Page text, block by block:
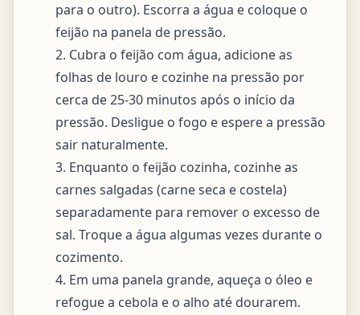
para o outro). Escorra a água e coloque o
feijão na panela de pressão.
2. Cubra o feijão com água, adicione as
folhas de louro e cozinhe na pressão por
cerca de 25-30 minutos após o início da
pressão. Desligue o fogo e espere a pressão
sair naturalmente.
3. Enquanto o feijão cozinha, cozinhe as
carnes salgadas (carne seca e costela)
separadamente para remover o excesso de
sal. Troque a água algumas vezes durante o
cozimento.
4. Em uma panela grande, aqueça o óleo e
refogue a cebola e o alho até dourarem.